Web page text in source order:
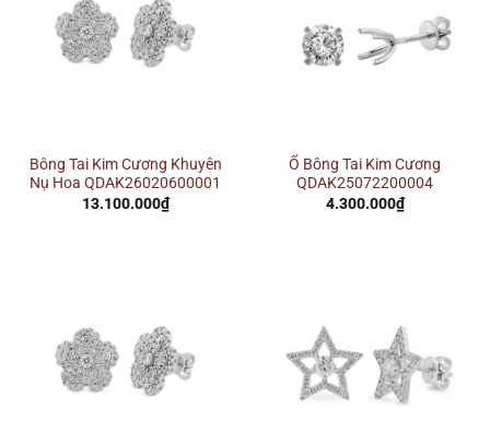
Bông Tai Kim Cương Khuyên
Nụ Hoa QDAK26020600001
13.100.000₫
Ổ Bông Tai Kim Cương
QDAK25072200004
4.300.000₫